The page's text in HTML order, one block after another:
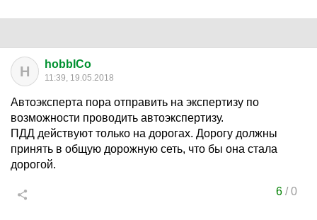
H hobbICo
11:39, 19.05.2018
Автоэксперта пора отправить на экспертизу по
возможности проводить автоэкспертизу.
ПДД действуют только на дорогах. Дорогу должны
принять в общую дорожную сеть, что бы она стала
дорогой.
6/0